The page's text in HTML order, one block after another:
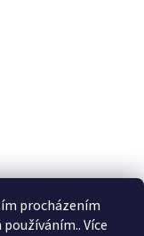
procházením
Více